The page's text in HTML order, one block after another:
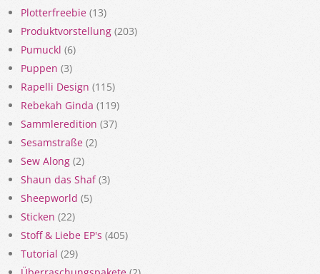
Plotterfreebie (13)
Produktvorstellung (203)
Pumuckl (6)
Puppen (3)
Rapelli Design (115)
Rebekah Ginda (119)
Sammleredition (37)
Sesamstraße (2)
Sew Along (2)
Shaun das Shaf(3)
Sheepworld (5)
Sticken (22)
Stoff & Liebe EP's (405)
Tutorial (29)